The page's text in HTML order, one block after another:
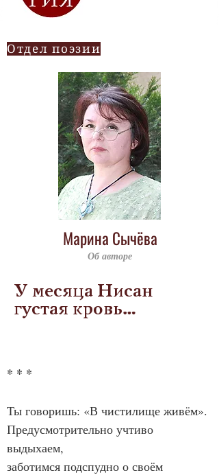
Отдел поэзии
Марина Сычёва
Об авторе
У месяца Нисан
густая кровь…
* * *
Ты говоришь: «В чистилище живём».
Предусмотрительно учтиво
выдыхаем,
заботимся подспудно о своём